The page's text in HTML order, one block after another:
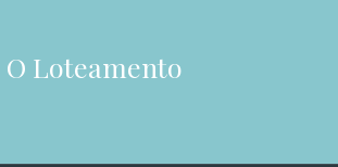
O Loteamento